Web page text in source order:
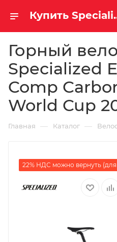
Купить Specialized
Горный
Specialized
Comp
World Cup
Главная — Каталог —
22% НДС можно вернуть